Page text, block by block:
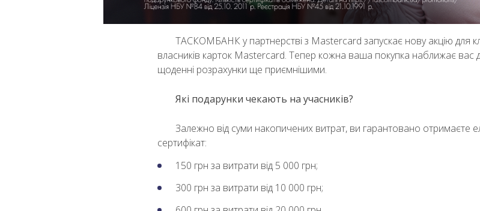
ТАСКОМБАНК у партнерстві з Mastercard запускає нову акцію для
власників карток Mastercard. Тепер кожна ваша покупка наближає
щоденні розрахунки ще приємнішими.
Які подарунки чекають на учасників?
Залежно від суми накопичених витрат, ви гарантовано отримаєте
сертифікат:
150 грн за витрати від 5 000 грн;
300 грн за витрати від 10 000 грн;